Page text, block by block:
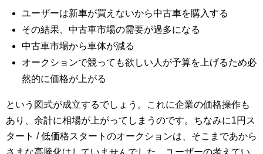
ユーザーは新車が買えないから中古車を購入する
その結果、中古車市場の需要が過多になる
中古車市場から車体が減る
オークションで競っても欲しい人が予算を上げるため必
然的に価格が上がる
という図式が成立するでしょう。これに企業の価格操作も
あり、余計に相場が上がってしまうのです。ちなみに1円ス
タート / 低価格スタートのオークションは、そこまであから